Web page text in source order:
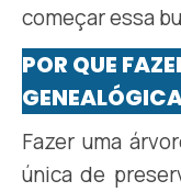
começar essa
POR QUE
Fazer uma
única de